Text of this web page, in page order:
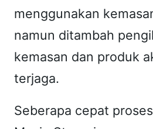
menggunakan
namun ditambah
kemasan dan produk
terjaga.
Seberapa cepat